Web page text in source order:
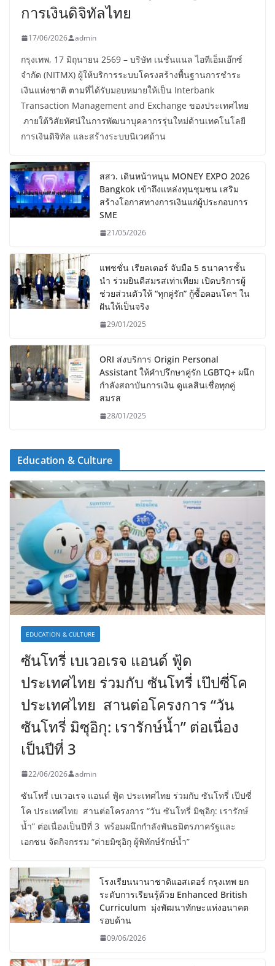
การเงินดิจิทัลไทย
17/06/2026 admin
กรุงเทพ, 17 มิถุนายน 2569 – บริษัท เนชั่นแนล ไอทีเอ็มเอ๊กซ์
จำกัด (NITMX) ผู้ให้บริการระบบโครงสร้างพื้นฐานการชำระ
เงินแห่งชาติ ตามที่ได้รับมอบหมายให้เป็น Interbank
Transaction Management and Exchange ของประเทศไทย
ภายใต้วิสัยทัศน์ในการพัฒนาบุคลากรรุ่นใหม่ด้านเทคโนโลยี
การเงินดิจิทัล และสร้างระบบนิเวศด้าน
สสว. เดินหน้าหนุน MONEY EXPO 2026
Bangkok เข้าถึงแหล่งทุนชุมชน เสริม
สร้างโอกาสทางการเงินแก่ผู้ประกอบการ
SME
21/05/2026
แพชชั่น เรียลเตอร์ จับมือ 5 ธนาคารชั้น
นำ ร่วมยินดีสมรสเท่าเทียม เปิดบริการผู้
ช่วยส่วนตัวให้ “ทุกคู่รัก” กู้ซื้อคอนโดฯ ใน
ฝันให้เป็นจริง
29/01/2025
ORI ส่งบริการ Origin Personal
Assistant ให้คำปรึกษาคู่รัก LGBTQ+ ผนึก
กำลังสถาบันการเงิน ดูแลสินเชื่อทุกคู่
สมรส
28/01/2025
Education & Culture
EDUCATION & CULTURE
ซันโทรี่ เบเวอเรจ แอนด์ ฟู้ด
ประเทศไทย ร่วมกับ ซันโทรี่ เป๊ปซี่โค
ประเทศไทย สานต่อโครงการ “วัน
ซันโทรี่ มิซุอิกุ: เรารักษ์น้ำ” ต่อเนื่อง
เป็นปีที่ 3
22/06/2026 admin
ซันโทรี่ เบเวอเรจ แอนด์ ฟู้ด ประเทศไทย ร่วมกับ ซันโทรี่ เป๊ปซี่
โค ประเทศไทย สานต่อโครงการ “วัน ซันโทรี่ มิซุอิกุ: เรารักษ์
น้ำ” ต่อเนื่องเป็นปีที่ 3 พร้อมผนึกกำลังพันธมิตรภาครัฐและ
เอกชน จัดกิจกรรม “ค่ายมิซุอิกุ ผู้พิทักษ์รักษ์น้ำ”
โรงเรียนนานาชาติแอสเตอร์ กรุงเทพ ยก
ระดับการเรียนรู้ด้วย Enhanced British
Curriculum มุ่งพัฒนาทักษะแห่งอนาคต
รอบด้าน
09/06/2026